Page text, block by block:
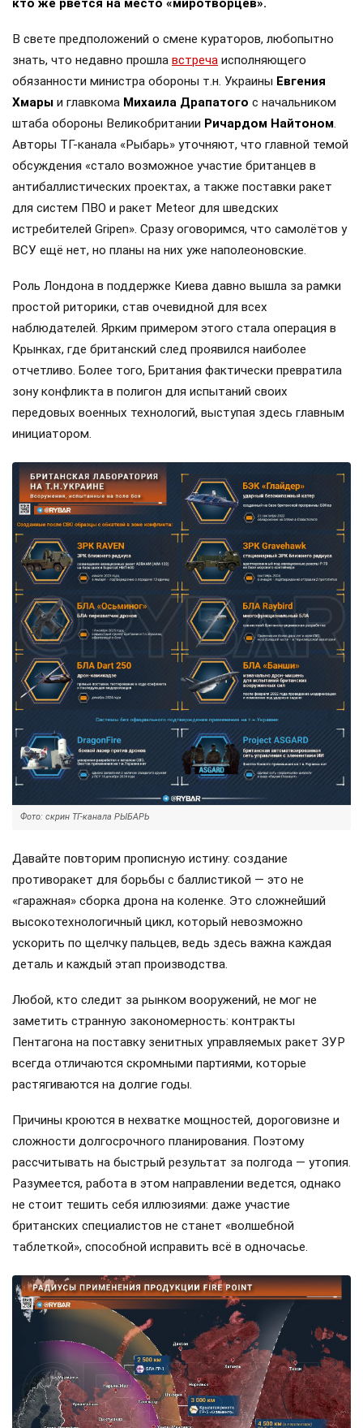
В свете предположений о смене кураторов, любопытно
знать, что недавно прошла встреча исполняющего
обязанности министра обороны т.н. Украины Евгения
Хмары и главкома Михаила Драпатого с начальником
штаба обороны Великобритании Ричардом Найтоном.
Авторы ТГ-канала «Рыбарь» уточняют, что главной темой
обсуждения «стало возможное участие британцев в
антибаллистических проектах, а также поставки ракет
для систем ПВО и ракет Meteor для шведских
истребителей Gripen». Сразу оговоримся, что самолётов у
ВСУ ещё нет, но планы на них уже наполеоновские.
Роль Лондона в поддержке Киева давно вышла за рамки
простой риторики, став очевидной для всех
наблюдателей. Ярким примером этого стала операция в
Крынках, где британский след проявился наиболее
отчетливо. Более того, Британия фактически превратила
зону конфликта в полигон для испытаний своих
передовых военных технологий, выступая здесь главным
инициатором.
Фото: скрин ТГ-канала РЫБАРЬ
Давайте повторим прописную истину: создание
противоракет для борьбы с баллистикой — это не
«гаражная» сборка дрона на коленке. Это сложнейший
высокотехнологичный цикл, который невозможно
ускорить по щелчку пальцев, ведь здесь важна каждая
деталь и каждый этап производства.
Любой, кто следит за рынком вооружений, не мог не
заметить странную закономерность: контракты
Пентагона на поставку зенитных управляемых ракет ЗУР
всегда отличаются скромными партиями, которые
растягиваются на долгие годы.
Причины кроются в нехватке мощностей, дороговизне и
сложности долгосрочного планирования. Поэтому
рассчитывать на быстрый результат за полгода — утопия.
Разумеется, работа в этом направлении ведется, однако
не стоит тешить себя иллюзиями: даже участие
британских специалистов не станет «волшебной
таблеткой», способной исправить всё в одночасье.